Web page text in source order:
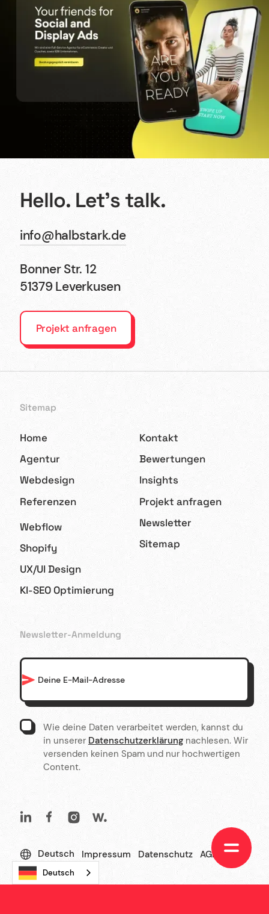
Hello. Let’s talk.
info@halbstark.de
Bonner Str. 12
51379 Leverkusen
Projekt anfragen
Sitemap
Home
Agentur
Webdesign
Referenzen
Webflow
Shopify
UX/UI Design
KI-SEO Optimierung
Kontakt
Bewertungen
Insights
Projekt anfragen
Newsletter
Sitemap
Newsletter-Anmeldung
Wie deine Daten verarbeitet werden, kannst du
in unserer Datenschutzerklärungnachlesen. Wir
versenden keinen Spam und nur hochwertigen
Content.
English
Deutsch Impressum Datenschutz AGBs
Links
Cookies
Deutsch